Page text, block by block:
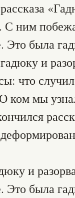
С ним
была
и
что
ком мы
и
была